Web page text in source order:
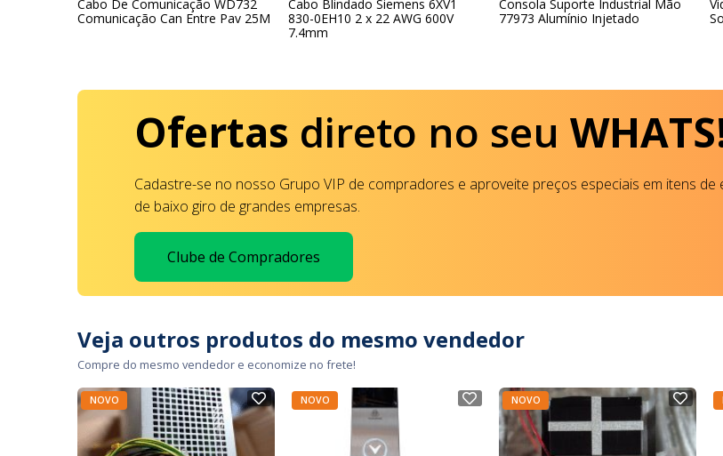
Cabo De Comunicação WD732
Comunicação Can Entre Pav 25M
Cabo Blindado Siemens 6XV1
830-0EH10 2 x 22 AWG 600V
7.4mm
Consola Suporte Industrial Mão
77973 Alumínio Injetado
Ofertas direto no seu
Cadastre-se no nosso Grupo VIP de compradores e aproveite preços especiais em itens de
de baixo giro de grandes empresas.
Clube de Compradores
Veja outros produtos do mesmo vendedor
Compre do mesmo vendedor e economize no frete!
NOVO NOVO NOVO